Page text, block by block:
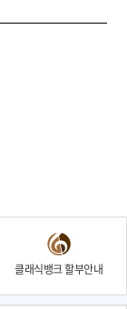
클래식뱅크 할부안내